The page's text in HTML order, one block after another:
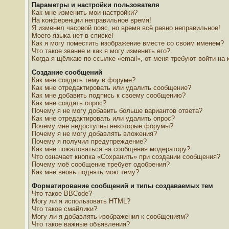
Параметры и настройки пользователя
Как мне изменить мои настройки?
На конференции неправильное время!
Я изменил часовой пояс, но время всё равно неправильное!
Моего языка нет в списке!
Как я могу поместить изображение вместе со своим именем?
Что такое звание и как я могу изменить его?
Когда я щёлкаю по ссылке «email», от меня требуют войти на
Создание сообщений
Как мне создать тему в форуме?
Как мне отредактировать или удалить сообщение?
Как мне добавить подпись к своему сообщению?
Как мне создать опрос?
Почему я не могу добавить больше вариантов ответа?
Как мне отредактировать или удалить опрос?
Почему мне недоступны некоторые форумы?
Почему я не могу добавлять вложения?
Почему я получил предупреждение?
Как мне пожаловаться на сообщения модератору?
Что означает кнопка «Сохранить» при создании сообщения?
Почему моё сообщение требует одобрения?
Как мне вновь поднять мою тему?
Форматирование сообщений и типы создаваемых тем
Что такое BBCode?
Могу ли я использовать HTML?
Что такое смайлики?
Могу ли я добавлять изображения к сообщениям?
Что такое важные объявления?